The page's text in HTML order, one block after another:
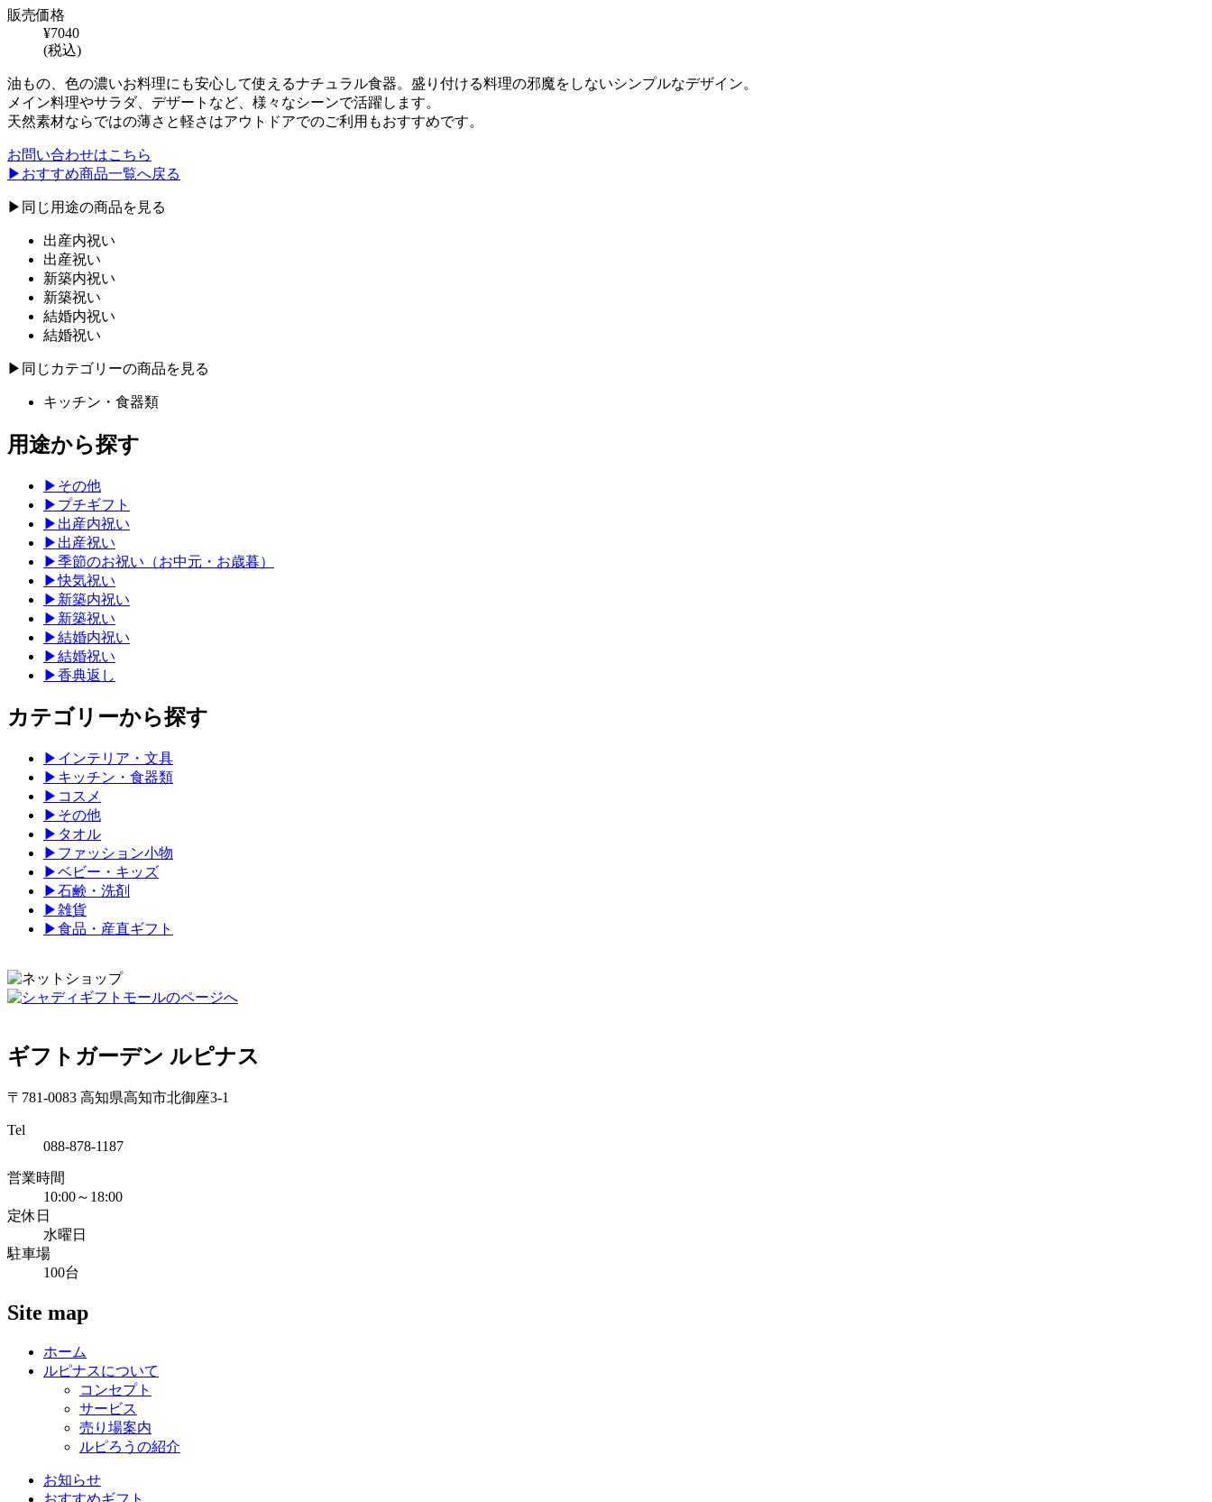
販売価格
¥7040
(税込)
油もの、色の濃いお料理にも安心して使えるナチュラル食器。盛り付ける料理の邪魔をしないシンプルなデザイン。
メイン料理やサラダ、デザートなど、様々なシーンで活躍します。
天然素材ならではの薄さと軽さはアウトドアでのご利用もおすすめです。
お問い合わせはこちら
▶︎ おすすめ商品一覧へ戻る
▶︎ 同じ用途の商品を見る
出産内祝い
出産祝い
新築内祝い
新築祝い
結婚内祝い
結婚祝い
▶︎ 同じカテゴリーの商品を見る
キッチン・食器類
用途から探す
▶ その他
▶ プチギフト
▶ 出産内祝い
▶ 出産祝い
▶季節のお祝い（お中元・お歳暮）
▶快気祝い
▶ 新築内祝い
▶ 新築祝い
▶結婚内祝い
▶結婚祝い
▶香典返し
カテゴリーから探す
▶ インテリア・文具
▶ キッチン・食器類
▶ コスメ
▶ その他
▶ タオル
▶ ファッション小物
▶ベビー・キッズ
▶石鹸・洗剤
▶雑貨
▶食品・産直ギフト
ギフトガーデン ルピナス
〒781-0083 高知県高知市北御座3-1
Tel
088-878-1187
営業時間
10:00～18:00
定休日
水曜日
駐車場
100台
Site map
ホーム
ルピナスについて
コンセプト
サービス
売り場案内
ルピろうの紹介
お知らせ
おすすめギフト